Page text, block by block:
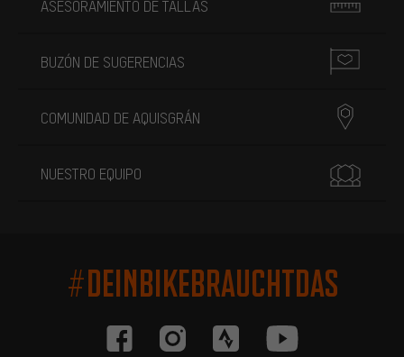
ASESORAMIENTO DE TALLAS
BUZÓN DE SUGERENCIAS
COMUNIDAD DE AQUISGRÁN
NUESTRO EQUIPO
#DEINBIKEBRAUCHTDAS